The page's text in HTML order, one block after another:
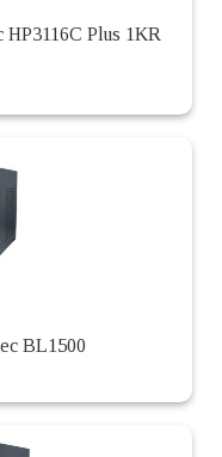
Plus 1KR
BL1500